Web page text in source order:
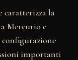
caratterizza la
Mercurio e
importanti